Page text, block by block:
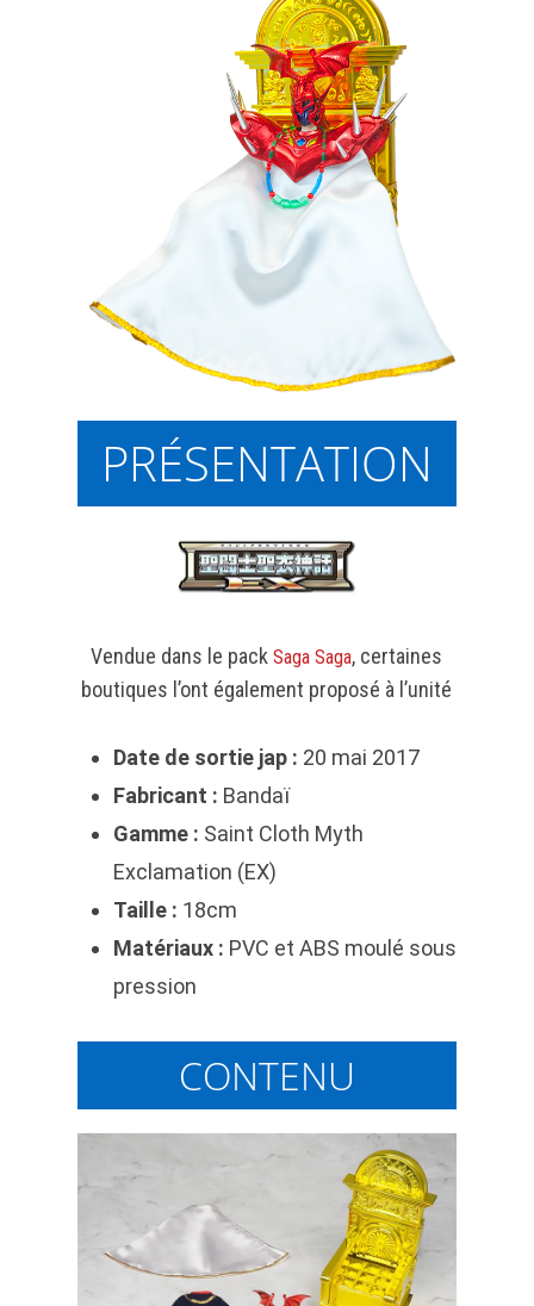
PRÉSENTATION
Vendue dans le packSaga Saga, certaines
boutiques l’ont également proposé à l’unité
Date de sortie jap : 20 mai 2017
Fabricant : Bandaï
Gamme : Saint Cloth Myth
Exclamation (EX)
Taille : 18cm
Matériaux : PVC et ABS moulé sous
pression
CONTENU